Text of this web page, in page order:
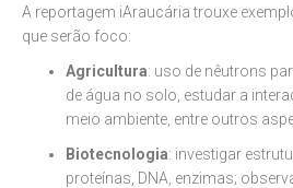
A reportagem iAraucária trouxe
que serão foco:
Agricultura: uso de nêutrons
de água no solo, estudar a
meio ambiente, entre outros
Biotecnologia: investigar
proteínas, DNA, enzimas;